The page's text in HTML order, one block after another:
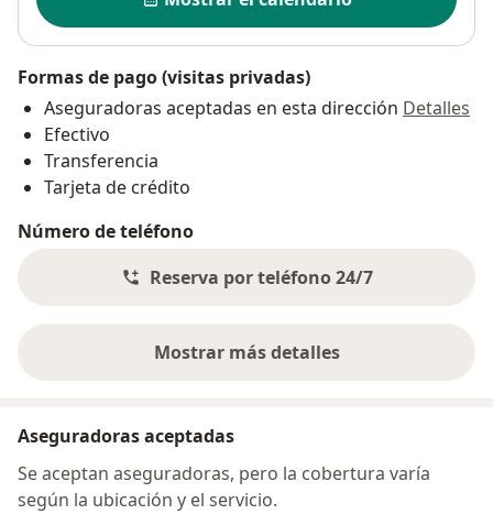
Formas de pago (visitas privadas)
Aseguradoras aceptadas en esta dirección Detalles
Efectivo
Transferencia
Tarjeta de crédito
Número de teléfono
Reserva por teléfono 24/7
Mostrar más detalles
sobre la dirección
Aseguradoras aceptadas
Se aceptan aseguradoras, pero la cobertura varía
según la ubicación y el servicio.